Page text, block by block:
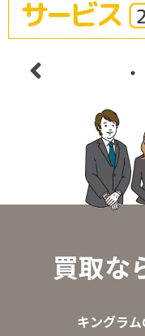
買取な
キングラム